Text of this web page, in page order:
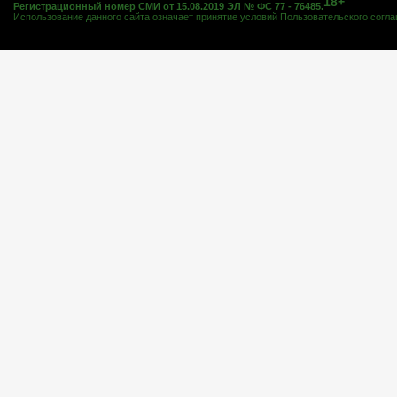
Регистрационный номер СМИ от 15.08.2019 ЭЛ № ФС 77 - 76485.
Использование данного сайта означает принятие условий Пользовательского